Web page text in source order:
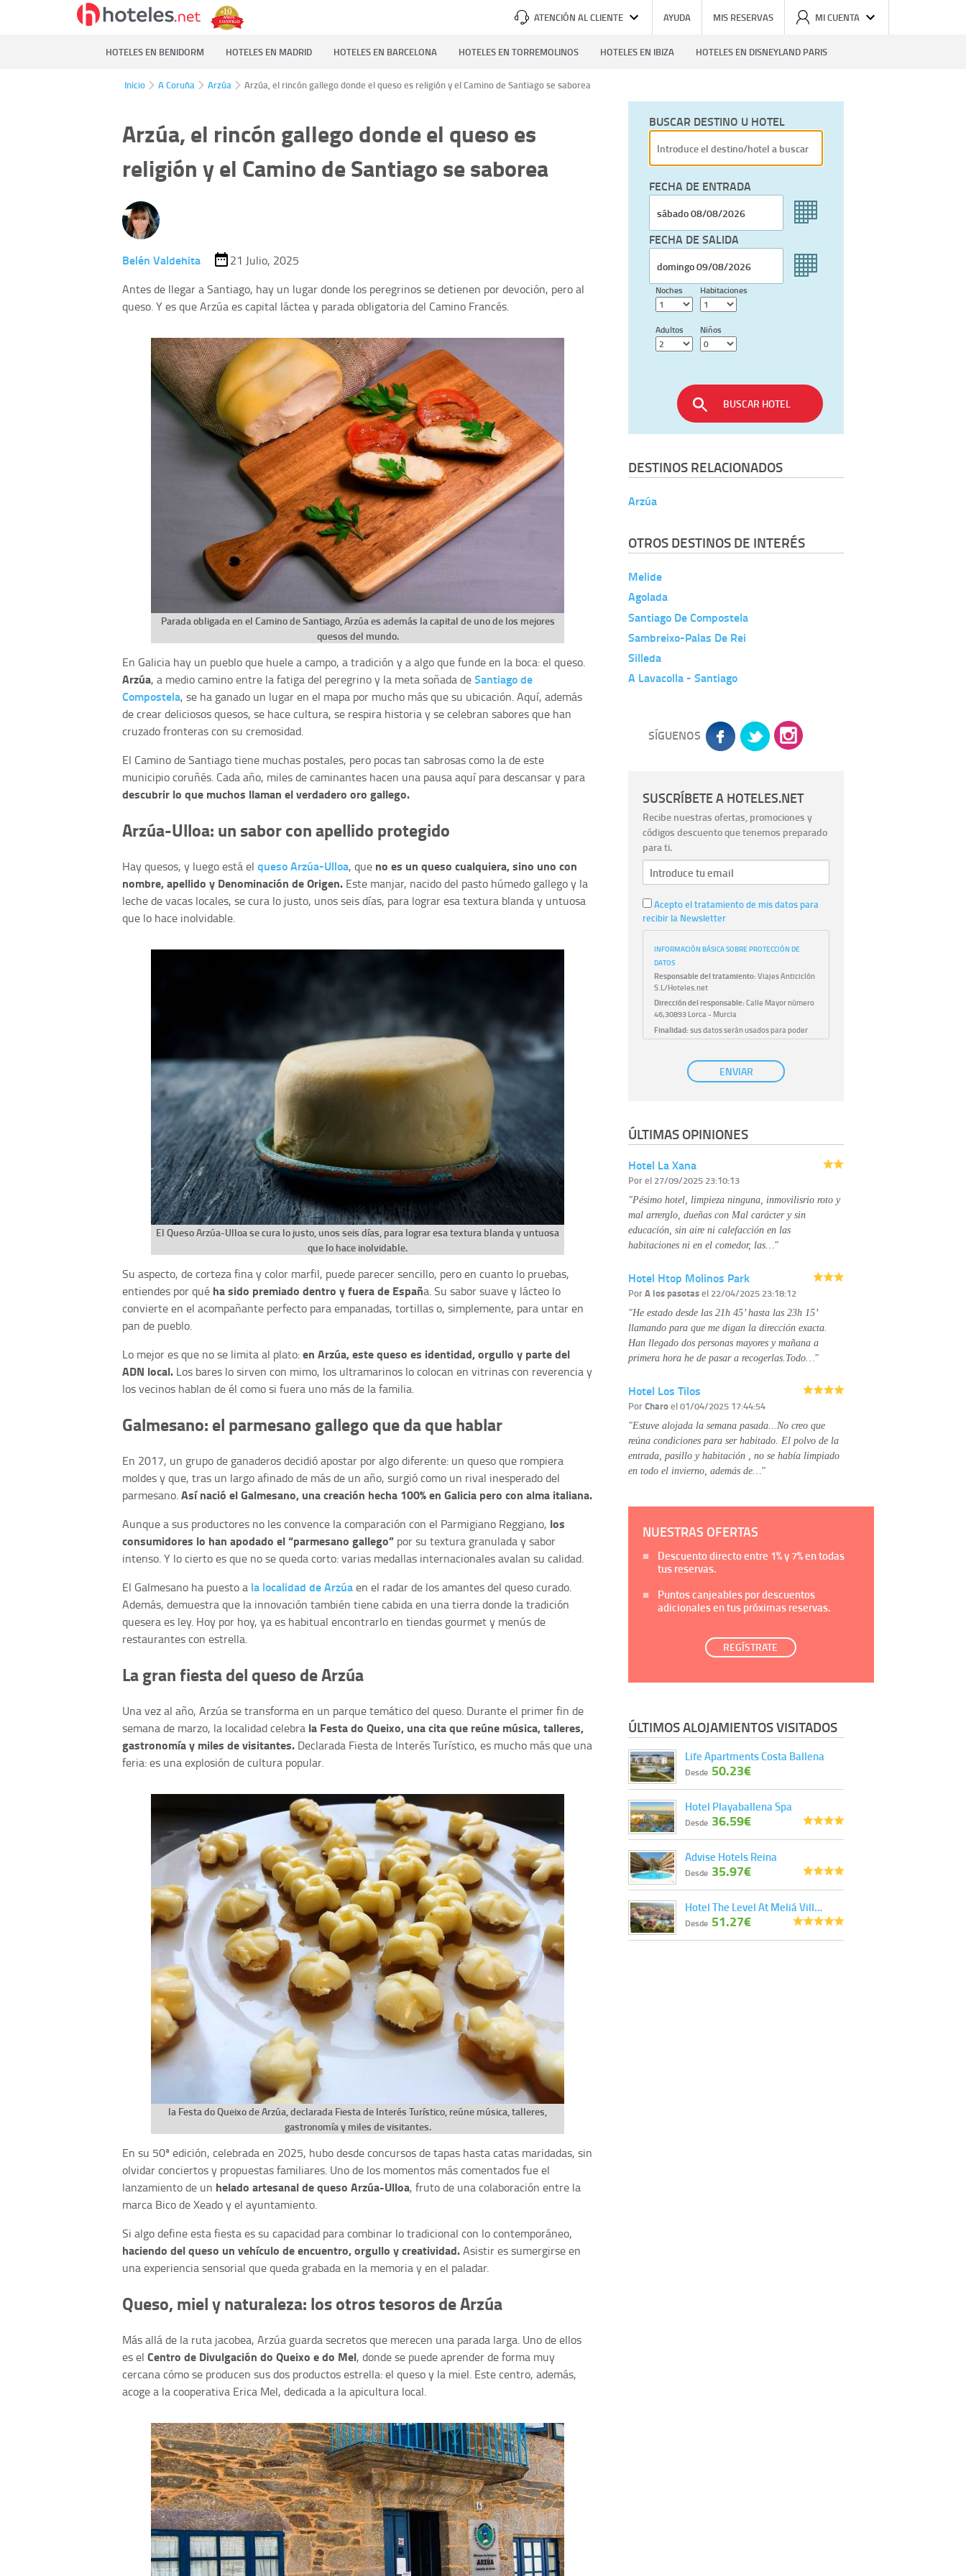
ATENCIÓN AL CLIENTE AYUDA MIS RESERVAS MI CUENTA
HOTELES EN BENIDORM HOTELES EN MADRID HOTELES EN BARCELONA HOTELES EN TORREMOLINOS HOTELES EN IBIZA HOTELES EN DISNEYLAND PARIS
Inicio A Coruña Arzúa Arzúa, el rincón gallego donde el queso es religión y el Camino de Santiago se saborea
Arzúa, el rincón gallego donde el queso es
religión y el Camino de Santiago se saborea
Belén Valdehita
21 Julio, 2025
Antes de llegar a Santiago, hay un lugar donde los peregrinos se detienen por devoción, pero al
queso. Y es que Arzúa es capital láctea y parada obligatoria del Camino Francés.
Parada obligada en el Camino de Santiago, Arzúa es además la capital de uno de los mejores
quesos del mundo.
En Galicia hay un pueblo que huele a campo, a tradición y a algo que funde en la boca: el queso.
Arzúa, a medio camino entre la fatiga del peregrino y la meta soñada deSantiago de
Compostela, se ha ganado un lugar en el mapa por mucho más que su ubicación. Aquí, además
de crear deliciosos quesos, se hace cultura, se respira historia y se celebran sabores que han
cruzado fronteras con su cremosidad.
El Camino de Santiago tiene muchas postales, pero pocas tan sabrosas como la de este
municipio coruñés. Cada año, miles de caminantes hacen una pausa aquí para descansar y para
descubrir lo que muchos llaman el verdadero oro gallego.
Arzúa-Ulloa: un sabor con apellido protegido
Hay quesos, y luego está el queso Arzúa-Ulloa, que no es un queso cualquiera, sino uno con
nombre, apellido y Denominación de Origen. Este manjar, nacido del pasto húmedo gallego y la
leche de vacas locales, se cura lo justo, unos seis días, para lograr esa textura blanda y untuosa
que lo hace inolvidable.
El Queso Arzúa-Ulloa se cura lo justo, unos seis días, para lograr esa textura blanda y untuosa
que lo hace inolvidable.
Su aspecto, de corteza fina y color marfil, puede parecer sencillo, pero en cuanto lo pruebas,
entiendes por qué ha sido premiado dentro y fuera de España. Su sabor suave y lácteo lo
convierte en el acompañante perfecto para empanadas, tortillas o, simplemente, para untar en
pan de pueblo.
Lo mejor es que no se limita al plato:en Arzúa, este queso es identidad, orgullo y parte del
ADN local. Los bares lo sirven con mimo, los ultramarinos lo colocan en vitrinas con reverencia y
los vecinos hablan de él como si fuera uno más de la familia.
Galmesano: el parmesano gallego que da que hablar
En 2017, un grupo de ganaderos decidió apostar por algo diferente: un queso que rompiera
moldes y que, tras un largo afinado de más de un año, surgió como un rival inesperado del
parmesano.Así nació el Galmesano, una creación hecha 100% en Galicia pero con alma italiana.
Aunque a sus productores no les convence la comparación con el Parmigiano Reggiano, los
consumidores lo han apodado el “parmesano gallego” por su textura granulada y sabor
intenso. Y lo cierto es que no se queda corto: varias medallas internacionales avalan su calidad.
El Galmesano ha puesto a la localidad de Arzúaen el radar de los amantes del queso curado.
Además, demuestra que la innovación también tiene cabida en una tierra donde la tradición
quesera es ley. Hoy por hoy, ya es habitual encontrarlo en tiendas gourmet y menús de
restaurantes con estrella.
La gran fiesta del queso de Arzúa
Una vez al año, Arzúa se transforma en un parque temático del queso. Durante el primer fin de
semana de marzo, la localidad celebra la Festa do Queixo, una cita que reúne música, talleres,
gastronomía y miles de visitantes. Declarada Fiesta de Interés Turístico, es mucho más que una
feria: es una explosión de cultura popular.
la Festa do Queixo de Arzúa, declarada Fiesta de Interés Turístico, reúne música, talleres,
gastronomía y miles de visitantes.
En su 50ª edición, celebrada en 2025, hubo desde concursos de tapas hasta catas maridadas, sin
olvidar conciertos y propuestas familiares. Uno de los momentos más comentados fue el
lanzamiento de un helado artesanal de queso Arzúa-Ulloa, fruto de una colaboración entre la
marca Bico de Xeado y el ayuntamiento.
Si algo define esta fiesta es su capacidad para combinar lo tradicional con lo contemporáneo,
haciendo del queso un vehículo de encuentro, orgullo y creatividad.Asistir es sumergirse en
una experiencia sensorial que queda grabada en la memoria y en el paladar.
Queso, miel y naturaleza: los otros tesoros de Arzúa
Más allá de la ruta jacobea, Arzúa guarda secretos que merecen una parada larga. Uno de ellos
es el Centro de Divulgación do Queixo e do Mel, donde se puede aprender de forma muy
cercana cómo se producen sus dos productos estrella: el queso y la miel. Este centro, además,
acoge a la cooperativa Erica Mel, dedicada a la apicultura local.
BUSCAR DESTINO U HOTEL
FECHA DE ENTRADA
FECHA DE SALIDA
Noches Habitaciones
Adultos Niños
BUSCAR HOTEL
DESTINOS RELACIONADOS
Arzúa
OTROS DESTINOS DE INTERÉS
Melide
Agolada
Santiago De Compostela
Sambreixo-Palas De Rei
Silleda
A Lavacolla - Santiago
SÍGUENOS
SUSCRÍBETE A HOTELES.NET
Recibe nuestras ofertas, promociones y
códigos descuento que tenemos preparado
para ti.
Acepto el tratamiento de mis datos para
recibir la Newsletter
INFORMACIÓN BÁSICA SOBRE PROTECCIÓN DE
DATOS
Responsable del tratamiento:Viajes Anticiclón
S.L/Hoteles.net
Dirección del responsable:Calle Mayor número
46,30893 Lorca - Murcia
Finalidad:sus datos serán usados para poder
atender sus solicitudes y prestarle nuestros
Publicidad: solo le enviaremos publicidad con su
autorización previa, que podrá facilitarnos
con su consentimiento previo, que podrá
facilitarnos mediante la casilla correspondiente
Destinatarios:
personal de nuestra entidad que esté
conocimiento de la información que le pedimos.
No se comunicarán datos a terceros.
Derechos: tiene derecho a saber qué
información tenemos sobre usted, corregirla y
eliminarla, tal y como se explica en la
página web.
Información complementaria:Puede consultar
tratamos sus datos en lapolítica de privacidad
ENVIAR
ÚLTIMAS OPINIONES
Hotel La Xana
Porel 27/09/2025 23:10:13
"Pésimo hotel, limpieza ninguna, inmovilisrio roto y
mal arrerglo, dueñas con Mal carácter y sin
educación, sin aire ni calefacción en las
habitaciones ni en el comedor, las…"
Hotel Htop Molinos Park
PorA los pasotasel 22/04/2025 23:18:12
"He estado desde las 21h 45’ hasta las 23h 15’
llamando para que me digan la dirección exacta.
Han llegado dos personas mayores y mañana a
primera hora he de pasar a recogerlas.Todo…"
Hotel Los Tilos
PorCharoel 01/04/2025 17:44:54
"Estuve alojada la semana pasada...No creo que
reúna condiciones para ser habitado. El polvo de la
entrada, pasillo y habitación , no se había limpiado
en todo el invierno, además de…"
NUESTRAS OFERTAS
Descuento directo entre 1%y7%en todas
tus reservas.
Puntos canjeables por descuentos
adicionales en tus próximas reservas.
REGÍSTRATE
ÚLTIMOS ALOJAMIENTOS VISITADOS
Life Apartments Costa Ballena
Desde 50.23€
Hotel Playaballena Spa
Desde 36.59€
Advise Hotels Reina
Desde 35.97€
Hotel The Level At Meliá Vill…
Desde 51.27€